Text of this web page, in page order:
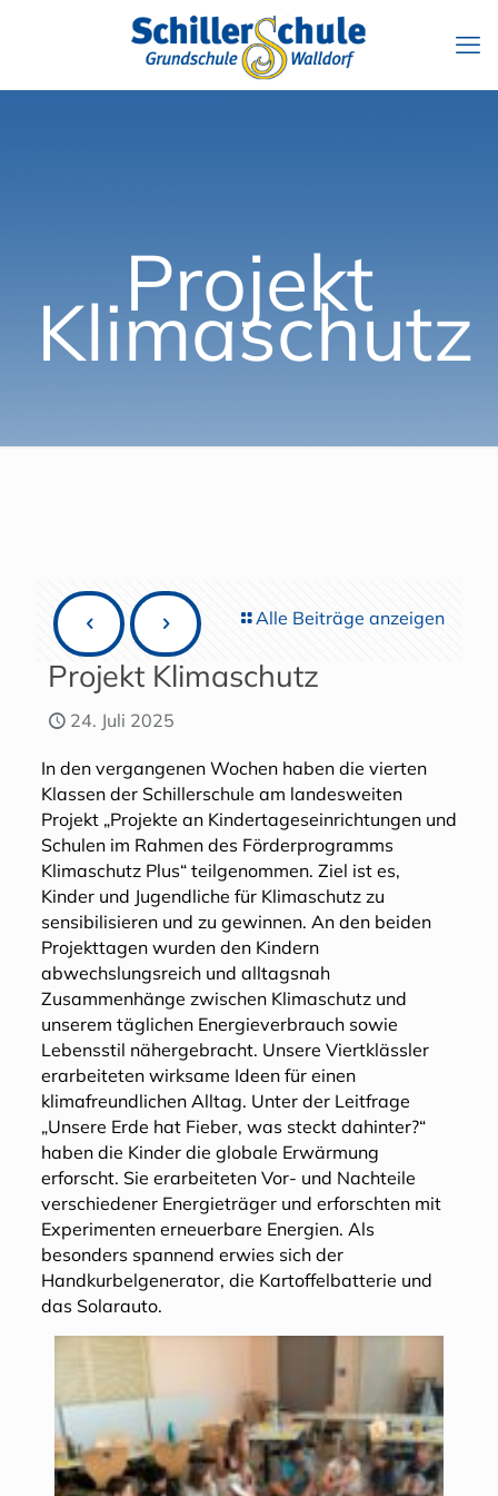
Projekt
Klimaschutz
Alle Beiträge anzeigen
Projekt Klimaschutz
24. Juli 2025
In den vergangenen Wochen haben die vierten
Klassen der Schillerschule am landesweiten
Projekt „Projekte an Kindertageseinrichtungen und
Schulen im Rahmen des Förderprogramms
Klimaschutz Plus“ teilgenommen. Ziel ist es,
Kinder und Jugendliche für Klimaschutz zu
sensibilisieren und zu gewinnen. An den beiden
Projekttagen wurden den Kindern
abwechslungsreich und alltagsnah
Zusammenhänge zwischen Klimaschutz und
unserem täglichen Energieverbrauch sowie
Lebensstil nähergebracht. Unsere Viertklässler
erarbeiteten wirksame Ideen für einen
klimafreundlichen Alltag. Unter der Leitfrage
„Unsere Erde hat Fieber, was steckt dahinter?“
haben die Kinder die globale Erwärmung
erforscht. Sie erarbeiteten Vor- und Nachteile
verschiedener Energieträger und erforschten mit
Experimenten erneuerbare Energien. Als
besonders spannend erwies sich der
Handkurbelgenerator, die Kartoffelbatterie und
das Solarauto.